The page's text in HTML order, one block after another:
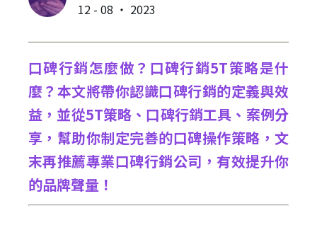
12 - 08 ‧ 2023
口碑行銷怎麼做？口碑行銷5T策略是什
麼？本文將帶你認識口碑行銷的定義與效
益，並從5T策略、口碑行銷工具、案例分
享，幫助你制定完善的口碑操作策略，文
末再推薦專業口碑行銷公司，有效提升你
的品牌聲量！